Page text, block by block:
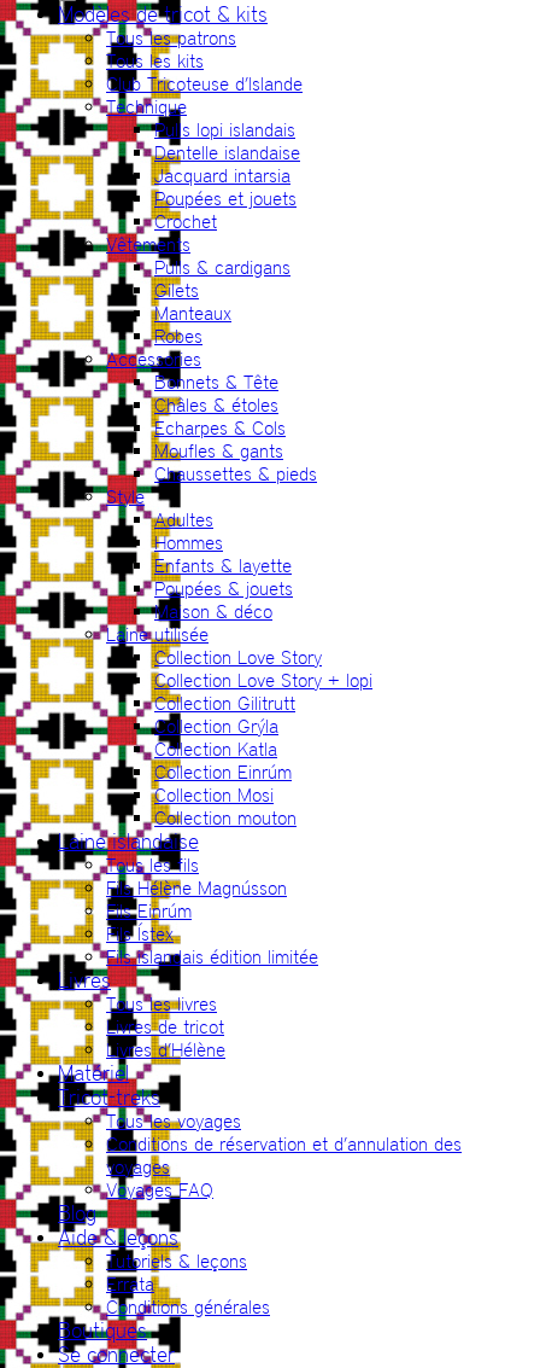
Modèles de tricot & kits
Tous les patrons
Tous les kits
Club Tricoteuse d’Islande
Technique
Pulls lopi islandais
Dentelle islandaise
Jacquard intarsia
Poupées et jouets
Crochet
Vêtements
Pulls & cardigans
Gilets
Manteaux
Robes
Accessories
Bonnets & Tête
Châles & étoles
Echarpes & Cols
Moufles & gants
Chaussettes & pieds
Style
Adultes
Hommes
Enfants & layette
Poupées & jouets
Maison & déco
Laine utilisée
Collection Love Story
Collection Love Story + lopi
Collection Gilitrutt
Collection Grýla
Collection Katla
Collection Einrúm
Collection Mosi
Collection mouton
Laine islandaise
Tous les fils
Fils Hélène Magnússon
Fils Einrúm
Fils Ístex
Fils islandais édition limitée
Livres
Tous les livres
Livres de tricot
Livres d’Hélène
Matériel
Tricot-treks
Tous les voyages
Conditions de réservation et d’annulation des
voyages
Voyages FAQ
Blog
Aide & leçons
Tutoriels & leçons
Errata
Conditions générales
Boutiques
Se connecter